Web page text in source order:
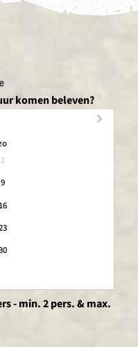
komen beleven?
2
9
16
- min. 2 pers. & max.